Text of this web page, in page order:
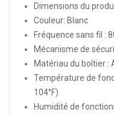
Dimensions du
Couleur: Blanc
Fréquence sans fil :
Mécanisme de
Matériau du boîtier :
Température de
104°F)
Humidité de